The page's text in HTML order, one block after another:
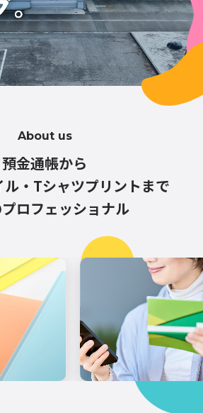
About us
預金通帳から
・Tシャツプリントまで
ロフェッショナル